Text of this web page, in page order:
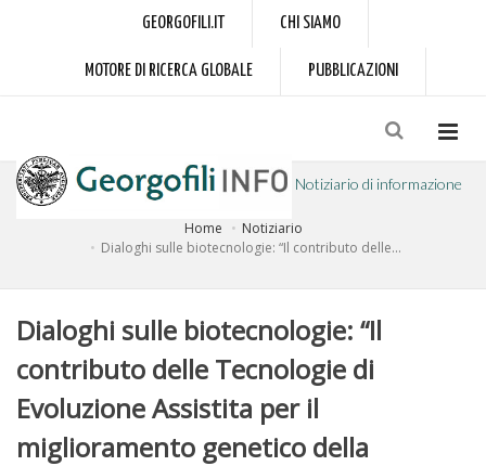
GEORGOFILI.IT CHI SIAMO
MOTORE DI RICERCA GLOBALE PUBBLICAZIONI
Notiziario di informazione
a cura dell'Accademia dei Georgofili
Home
Notiziario
Dialoghi sulle biotecnologie: “Il contributo delle...
Dialoghi sulle biotecnologie: “Il
contributo delle Tecnologie di
Evoluzione Assistita per il
miglioramento genetico della